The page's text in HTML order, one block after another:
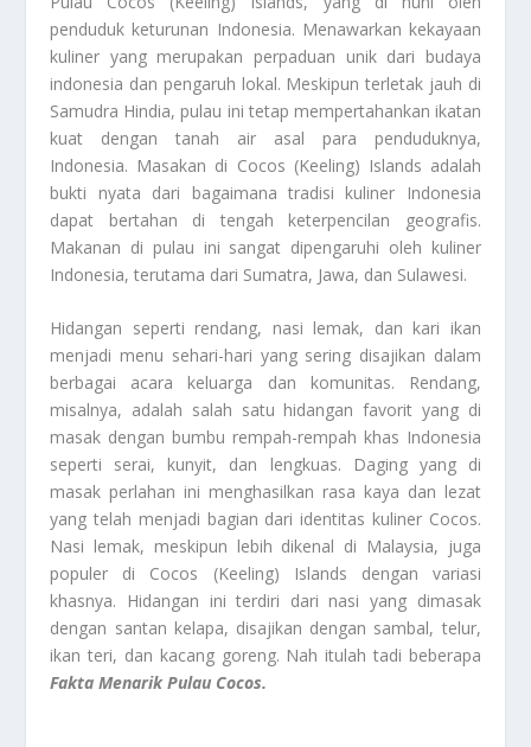
penduduk keturunan Indonesia. Menawarkan kekayaan
kuliner yang merupakan perpaduan unik dari budaya
indonesia dan pengaruh lokal. Meskipun terletak jauh di
Samudra Hindia, pulau ini tetap mempertahankan ikatan
kuat dengan tanah air asal para penduduknya,
Indonesia. Masakan di Cocos (Keeling) Islands adalah
bukti nyata dari bagaimana tradisi kuliner Indonesia
dapat bertahan di tengah keterpencilan geografis.
Makanan di pulau ini sangat dipengaruhi oleh kuliner
Indonesia, terutama dari Sumatra, Jawa, dan Sulawesi.
Hidangan seperti rendang, nasi lemak, dan kari ikan
menjadi menu sehari-hari yang sering disajikan dalam
berbagai acara keluarga dan komunitas. Rendang,
misalnya, adalah salah satu hidangan favorit yang di
masak dengan bumbu rempah-rempah khas Indonesia
seperti serai, kunyit, dan lengkuas. Daging yang di
masak perlahan ini menghasilkan rasa kaya dan lezat
yang telah menjadi bagian dari identitas kuliner Cocos.
Nasi lemak, meskipun lebih dikenal di Malaysia, juga
populer di Cocos (Keeling) Islands dengan variasi
khasnya. Hidangan ini terdiri dari nasi yang dimasak
dengan santan kelapa, disajikan dengan sambal, telur,
ikan teri, dan kacang goreng. Nah itulah tadi beberapa
Fakta Menarik Pulau Cocos.